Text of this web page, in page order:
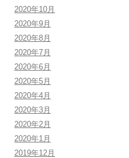
2020年10月
2020年9月
2020年8月
2020年7月
2020年6月
2020年5月
2020年4月
2020年3月
2020年2月
2020年1月
2019年12月